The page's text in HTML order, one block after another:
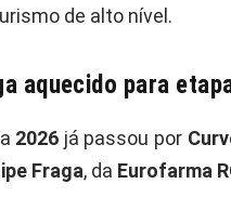
de alto nível.
aquecido para
2026 já passou por
Fraga, da Eurofarma